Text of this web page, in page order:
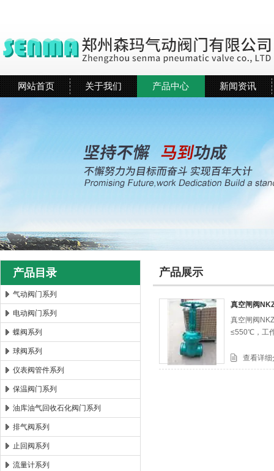
郑州森玛自控阀门有限公司
网站首页 关于我们 产品中心 新闻资讯
产品目录
气动阀门系列
电动阀门系列
蝶阀系列
球阀系列
仪表阀管件系列
保温阀门系列
油库油气回收石化阀门系列
排气阀系列
止回阀系列
流量计系列
产品展示
真空闸阀
真空闸阀
≤550℃，工
查看详细